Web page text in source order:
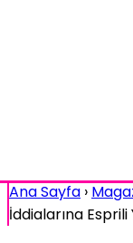
Ana Sayfa ›
İddialarına Esprili